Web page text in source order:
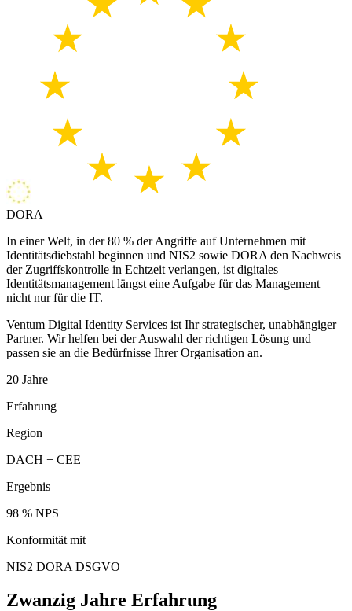
DORA
In einer Welt, in der 80 % der Angriffe auf Unternehmen mit
Identitätsdiebstahl beginnen und NIS2 sowie DORA den Nachweis
der Zugriffskontrolle in Echtzeit verlangen, ist digitales
Identitätsmanagement längst eine Aufgabe für das Management –
nicht nur für die IT.
Ventum Digital Identity Services ist Ihr strategischer, unabhängiger
Partner. Wir helfen bei der Auswahl der richtigen Lösung und
passen sie an die Bedürfnisse Ihrer Organisation an.
20 Jahre
Erfahrung
Region
DACH + CEE
Ergebnis
98 % NPS
Konformität mit
NIS2 DORA DSGVO
Zwanzig Jahre Erfahrung